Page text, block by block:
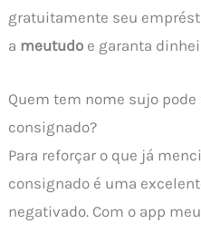
gratuitamente seu
a meutudo e garanta
Quem tem nome sujo
consignado?
Para reforçar o que já
consignado é uma
negativado. Com o app